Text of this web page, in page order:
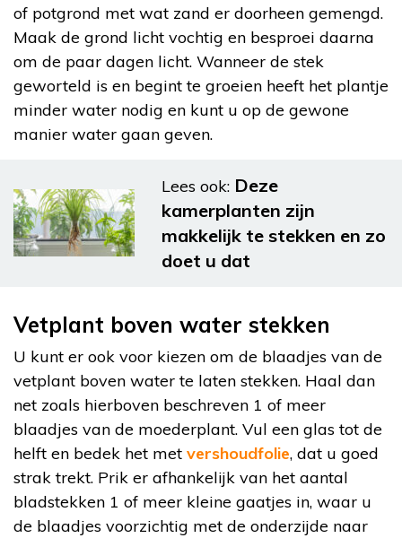
of potgrond met wat zand er doorheen gemengd.
Maak de grond licht vochtig en besproei daarna
om de paar dagen licht. Wanneer de stek
geworteld is en begint te groeien heeft het plantje
minder water nodig en kunt u op de gewone
manier water gaan geven.
Lees ook: Deze
kamerplanten zijn
makkelijk te stekken en zo
doet u dat
Vetplant boven water stekken
U kunt er ook voor kiezen om de blaadjes van de
vetplant boven water te laten stekken. Haal dan
net zoals hierboven beschreven 1 of meer
blaadjes van de moederplant. Vul een glas tot de
helft en bedek het met vershoudfolie, dat u goed
strak trekt. Prik er afhankelijk van het aantal
bladstekken 1 of meer kleine gaatjes in, waar u
de blaadjes voorzichtig met de onderzijde naar